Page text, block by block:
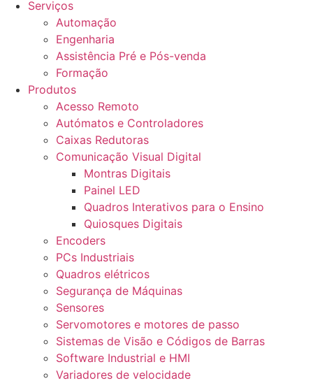
Serviços
Automação
Engenharia
Assistência Pré e Pós-venda
Formação
Produtos
Acesso Remoto
Autómatos e Controladores
Caixas Redutoras
Comunicação Visual Digital
Montras Digitais
Painel LED
Quadros Interativos para o Ensino
Quiosques Digitais
Encoders
PCs Industriais
Quadros elétricos
Segurança de Máquinas
Sensores
Servomotores e motores de passo
Sistemas de Visão e Códigos de Barras
Software Industrial e HMI
Variadores de velocidade